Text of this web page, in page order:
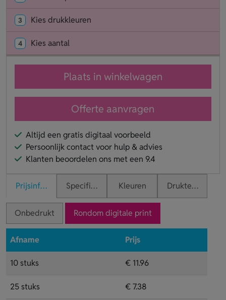
3 Kies drukkleuren
4 Kies aantal
Plaats in winkelwagen
Offerte aanvragen
Altijd een gratis digitaal voorbeeld
Persoonlijk contact voor hulp & advies
Klanten beoordelen ons met een 9.4
PrijsinformatieSpecificaties Kleuren Druktechnieken
Onbedrukt Rondom digitale print
Afname Prijs
10 stuks € 11.96
25 stuks € 7.38